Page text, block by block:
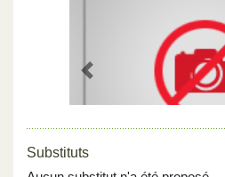
Previous
Substituts